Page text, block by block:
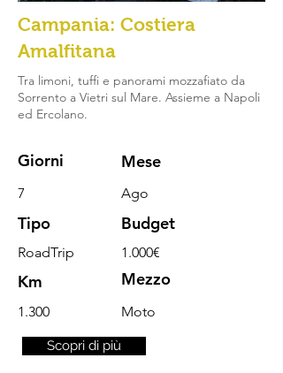
Campania: Costiera
Amalfitana
Tra limoni, tuffi e panorami mozzafiato da
Sorrento a Vietri sul Mare. Assieme a Napoli
ed Ercolano.
Giorni Mese
7 Ago
Tipo Budget
RoadTrip 1.000€
Km Mezzo
1.300 Moto
Scopri di più